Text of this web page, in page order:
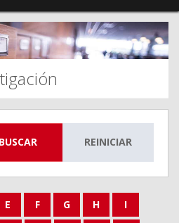
BUSCAR REINICIAR
E F G H
I